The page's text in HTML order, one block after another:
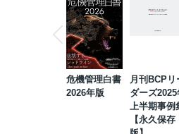
危機管理白書
2026年版
月刊BCPリ
ダーズ2025
上半期事例
【永久保存